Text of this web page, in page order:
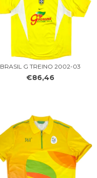
BRASIL G TREINO 2002-03
€86,46